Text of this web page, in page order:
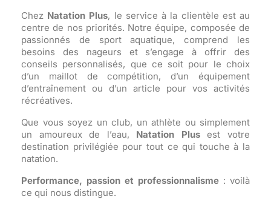
Chez Natation Plus, le service à la clientèle est au
centre de nos priorités. Notre équipe, composée de
passionnés de sport aquatique, comprend les
besoins des nageurs et s’engage à offrir des
conseils personnalisés, que ce soit pour le choix
d’un maillot de compétition, d’un équipement
d’entraînement ou d’un article pour vos activités
récréatives.
Que vous soyez un club, un athlète ou simplement
un amoureux de l’eau, Natation Plusest votre
destination privilégiée pour tout ce qui touche à la
natation.
Performance, passion et professionnalisme : voilà
ce qui nous distingue.